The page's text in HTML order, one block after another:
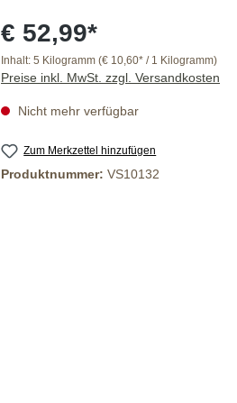
€ 52,99*
Inhalt: 5 Kilogramm (€ 10,60* / 1 Kilogramm)
Preise inkl. MwSt. zzgl. Versandkosten
Nicht mehr verfügbar
Zum Merkzettel hinzufügen
Produktnummer: VS10132